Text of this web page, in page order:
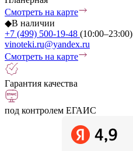
Смотреть на карте
◆В наличии
+7 (499) 500-19-48 (10:00–23:00)
vinoteki.ru@yandex.ru
Смотреть на карте
Гарантия качества
под контролем ЕГАИС